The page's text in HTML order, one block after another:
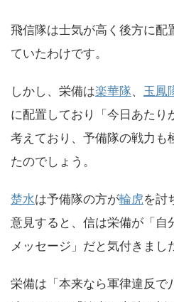
飛信隊は士気が高く後方に配
ていたわけです。
しかし、栄備は楽華隊、 玉鳳
に配置しており「今日あたり
考えており、予備隊の戦力も
たのでしょう。
楚水は予備隊の方が輪虎を討
意見すると、信は栄備が「自
メッセージ」だと気付きまし
栄備は「本来なら軍律違反で